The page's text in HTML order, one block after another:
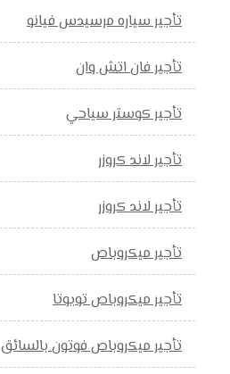
تأجير سياره مرسيدس فيانو
تأجير فان اتش وان
تأجير كوستر سياحي
تأجير لاند كروزر
تأجير لاند كروزر
تأجير ميكروباص
تأجير ميكروباص تويوتا
تأجير ميكروباص فوتون بالسائق